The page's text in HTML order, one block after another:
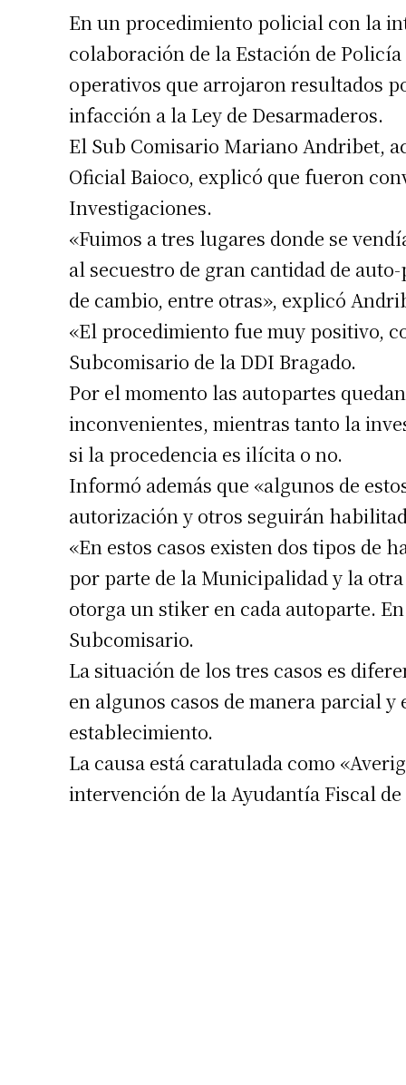
En un procedimiento policial con la
colaboración de la Estación de
operativos que arrojaron resultados
infacción a la Ley de Desarmaderos.
El Sub Comisario Mariano Andribet,
Oficial Baioco, explicó que fueron
Investigaciones.
«Fuimos a tres lugares donde se
al secuestro de gran cantidad de
de cambio, entre otras», explicó
«El procedimiento fue muy positivo,
Subcomisario de la DDI Bragado.
Por el momento las autopartes
inconvenientes, mientras tanto la
si la procedencia es ilícita o no.
Informó además que «algunos de
autorización y otros seguirán
«En estos casos existen dos tipos de
por parte de la Municipalidad y la
otorga un stiker en cada autoparte.
Subcomisario.
La situación de los tres casos es
en algunos casos de manera parcial
establecimiento.
La causa está caratulada como
intervención de la Ayudantía Fiscal de